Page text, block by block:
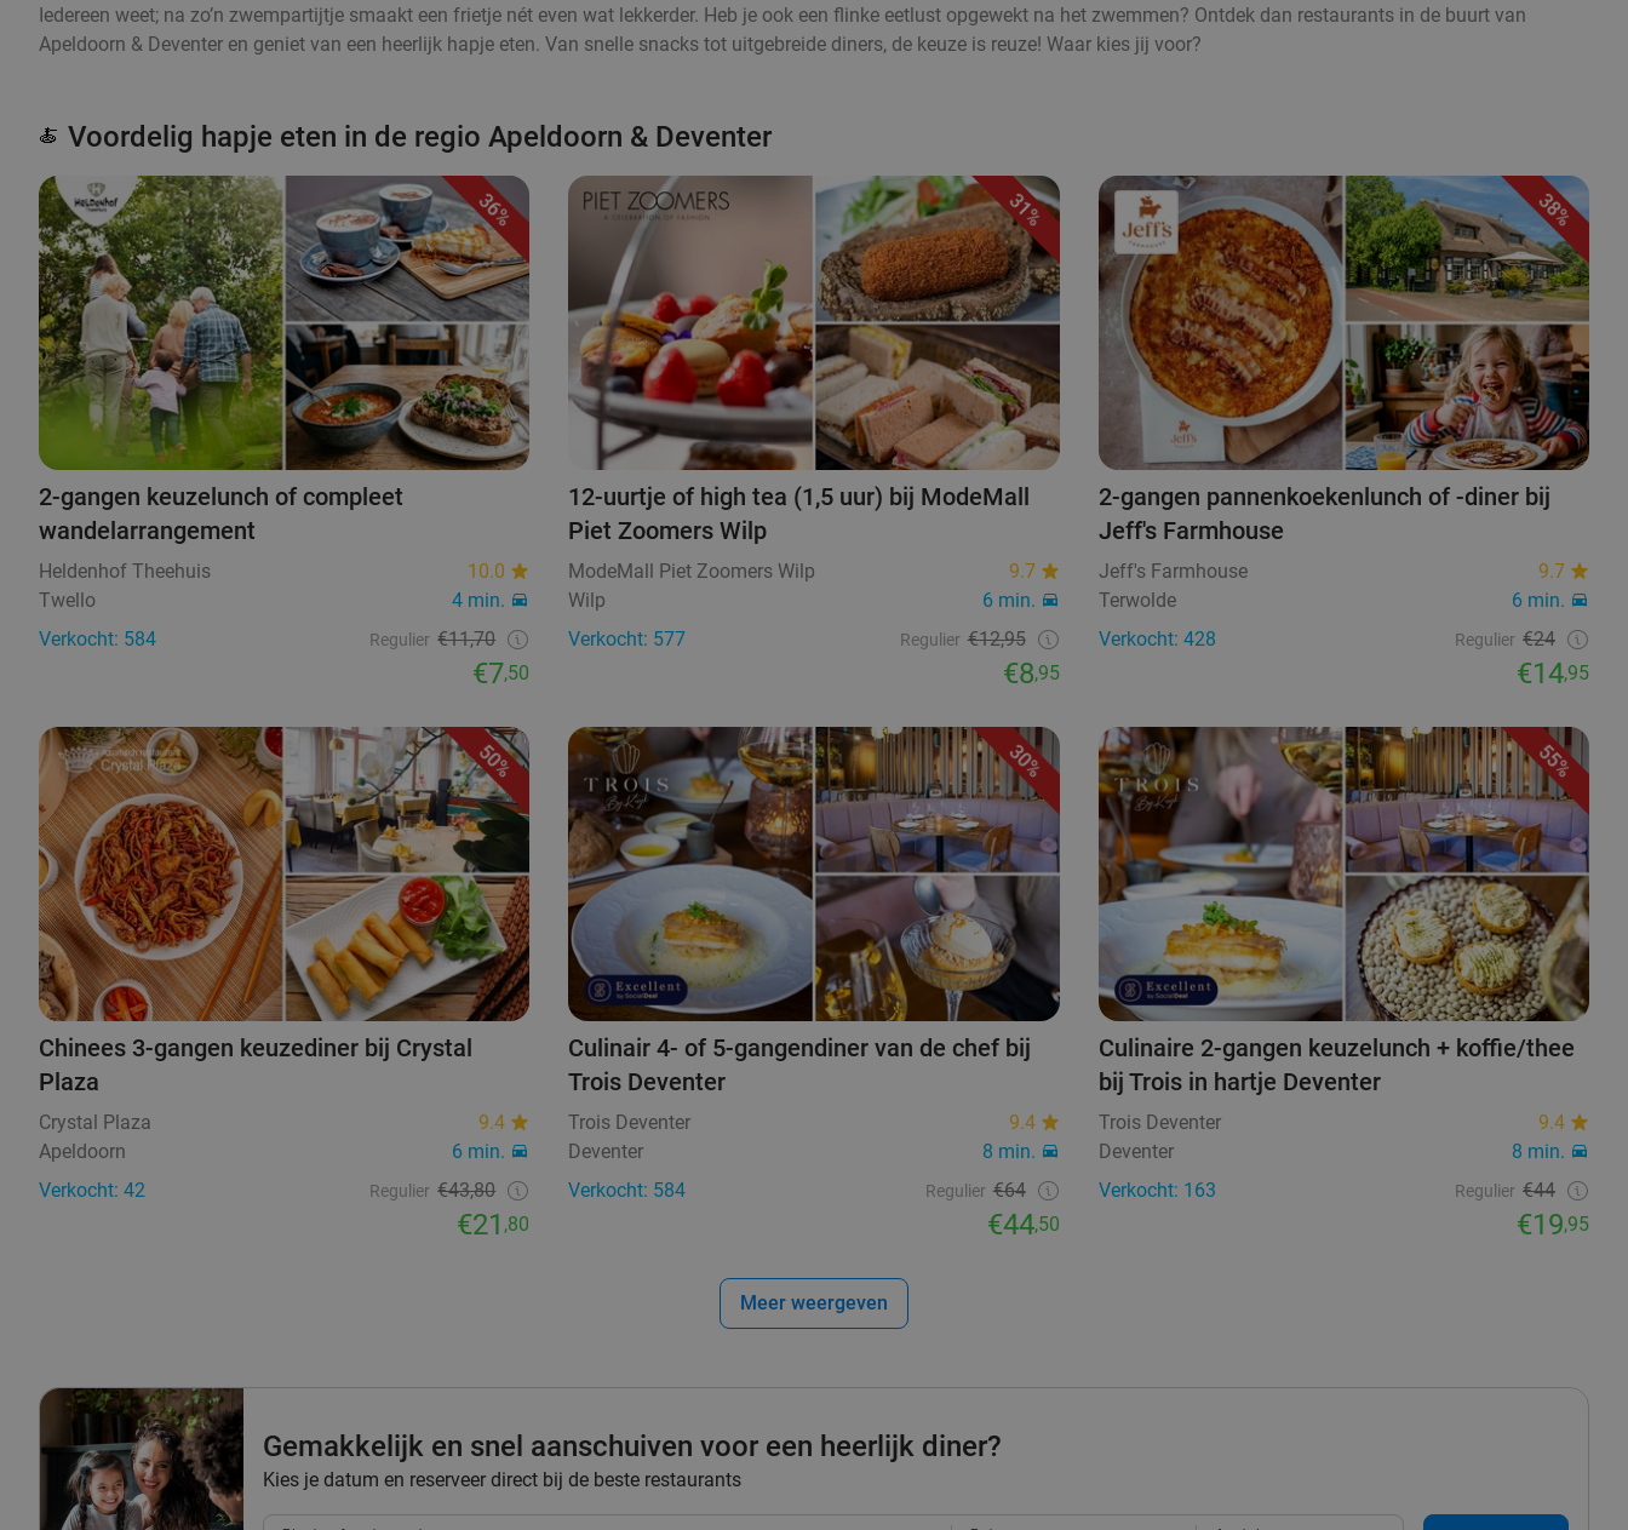
Iedereen weet; na zo’n zwempartijtje smaakt een frietje nét even wat lekkerder. Heb je ook een flinke eetlust opgewekt na het zwemmen? Ontdek dan restaurants in de buurt van
Apeldoorn & Deventer en geniet van een heerlijk hapje eten. Van snelle snacks tot uitgebreide diners, de keuze is reuze! Waar kies jij voor?
🍝 Voordelig hapje eten in de regio Apeldoorn & Deventer
36%
2-gangen keuzelunch of compleet
wandelarrangement
Heldenhof Theehuis
10.0
Twello
4 min.
Verkocht: 584
Regulier €11,70
€7,50
31%
12-uurtje of high tea (1,5 uur) bij ModeMall
Piet Zoomers Wilp
ModeMall Piet Zoomers Wilp
9.7
Wilp
6 min.
Verkocht: 577
Regulier €12,95
€8,95
38%
2-gangen pannenkoekenlunch of -diner bij
Jeff's Farmhouse
Jeff's Farmhouse
9.7
Terwolde
6 min.
Verkocht: 428
Regulier €24
€14,95
50%
Chinees 3-gangen keuzediner bij Crystal
Plaza
Crystal Plaza
9.4
Apeldoorn
6 min.
Verkocht: 42
Regulier €43,80
€21,80
30%
Culinair 4- of 5-gangendiner van de chef bij
Trois Deventer
Trois Deventer
9.4
Deventer
8 min.
Verkocht: 584
Regulier €64
€44,50
55%
Culinaire 2-gangen keuzelunch + koffie/thee
bij Trois in hartje Deventer
Trois Deventer
9.4
Deventer
8 min.
Verkocht: 163
Regulier €44
€19,95
Meer weergeven
Gemakkelijk en snel aanschuiven voor een heerlijk diner?
Kies je datum en reserveer direct bij de beste restaurants